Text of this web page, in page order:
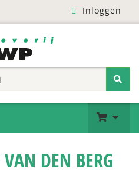
Inloggen
DEN BERG